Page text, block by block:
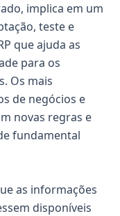
implica em um
teste e
que ajuda as
para os
Os mais
de negócios e
novas regras e
fundamental
as informações
disponíveis